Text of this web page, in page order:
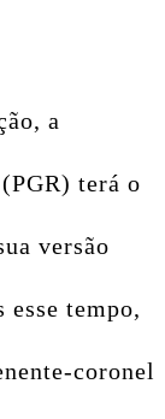
a
terá o
versão
tempo,
coronel